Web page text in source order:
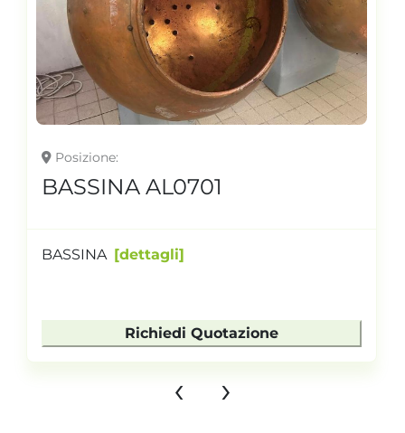
Posizione
BASSINA AL0701
BASSINA dettagli
Richiedi Quotazione
‹ ›